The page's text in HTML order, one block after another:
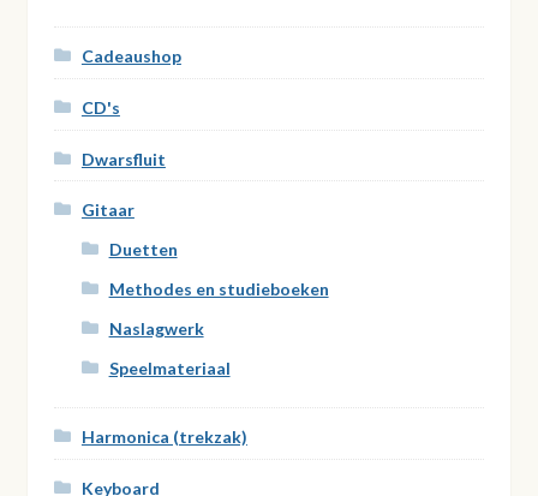
Cadeaushop
CD's
Dwarsfluit
Gitaar
Duetten
Methodes en studieboeken
Naslagwerk
Speelmateriaal
Harmonica (trekzak)
Keyboard